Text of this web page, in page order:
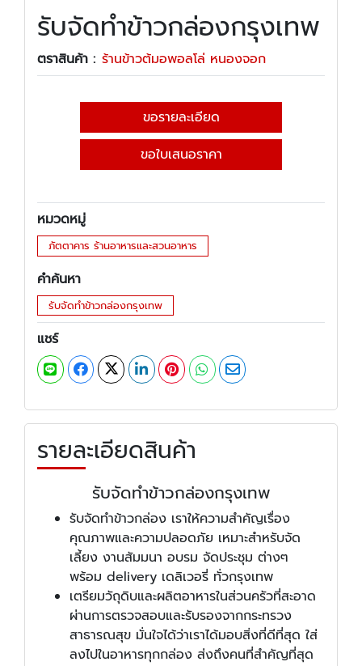
รับจัดทำข้าวกล่องกรุงเทพ
ตราสินค้า : ร้านข้าวต้มอพอลโล่ หนองจอก
ขอรายละเอียด
ขอใบเสนอราคา
หมวดหมู่
ภัตตาคาร ร้านอาหารและสวนอาหาร
คำค้นหา
รับจัดทำข้าวกล่องกรุงเทพ
แชร์
รายละเอียดสินค้า
รับจัดทำข้าวกล่องกรุงเทพ
รับจัดทำข้าวกล่อง เราให้ความสำคัญเรื่อง
คุณภาพและความปลอดภัย เหมาะสำหรับจัด
เลี้ยง งานสัมมนา อบรม จัดประชุม ต่างๆ
พร้อม delivery เดลิเวอรี่ ทั่วกรุงเทพ
เตรียมวัถุดิบและผลิตอาหารในส่วนครัวที่สะอาด
ผ่านการตรวจสอบและรับรองจากกระทรวง
สาธารณสุข มั่นใจได้ว่าเราได้มอบสิ่งที่ดีที่สุด ใส่
ลงไปในอาหารทุกกล่อง ส่งถึงคนที่สำคัญที่สุด